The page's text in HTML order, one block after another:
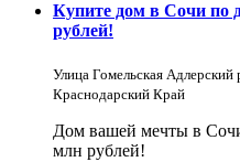
Купите дом в Сочи по
рублей!
Улица Гомельская
Краснодарский Край
Дом вашей мечты в
млн рублей!